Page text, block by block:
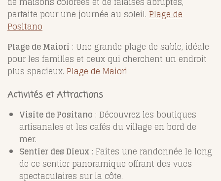
parfaite pour une journée au soleil. Plage de
Positano
Plage de Maiori : Une grande plage de sable, idéale
pour les familles et ceux qui cherchent un endroit
plus spacieux. Plage de Maiori
Activités et Attractions
Visite de Positano : Découvrez les boutiques
artisanales et les cafés du village en bord de
mer.
Sentier des Dieux : Faites une randonnée le long
de ce sentier panoramique offrant des vues
spectaculaires sur la côte.